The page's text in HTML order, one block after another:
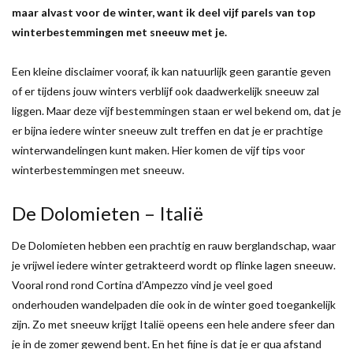
maar alvast voor de winter, want ik deel vijf parels van top
winterbestemmingen met sneeuw met je.
Een kleine disclaimer vooraf, ik kan natuurlijk geen garantie geven
of er tijdens jouw winters verblijf ook daadwerkelijk sneeuw zal
liggen. Maar deze vijf bestemmingen staan er wel bekend om, dat je
er bijna iedere winter sneeuw zult treffen en dat je er prachtige
winterwandelingen kunt maken. Hier komen de vijf tips voor
winterbestemmingen met sneeuw.
De Dolomieten – Italië
De Dolomieten hebben een prachtig en rauw berglandschap, waar
je vrijwel iedere winter getrakteerd wordt op flinke lagen sneeuw.
Vooral rond rond Cortina d’Ampezzo vind je veel goed
onderhouden wandelpaden die ook in de winter goed toegankelijk
zijn. Zo met sneeuw krijgt Italië opeens een hele andere sfeer dan
je in de zomer gewend bent. En het fijne is dat je er qua afstand